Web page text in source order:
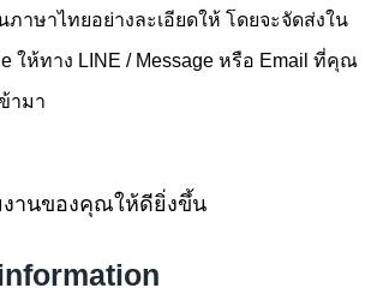
ภาษาไทยอย่างละเอียดให้ โดยจะจัดส่งใน
ให้ทาง LINE / Message หรือ Email ที่คุณ
ามา
านของคุณให้ดียิ่งขึ้น